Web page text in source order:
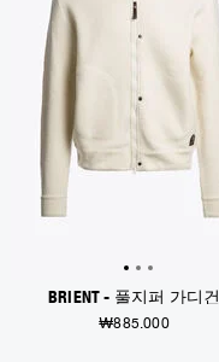
BRIENT - 풀지퍼 가디건
₩885.000